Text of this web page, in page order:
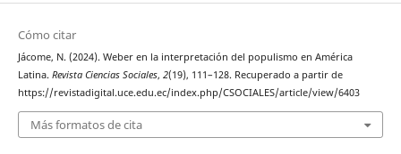
Cómo citar
Jácome, N. (2024). Weber en la interpretación del populismo en América
Latina. Revista Ciencias Sociales, 2(19), 111–128. Recuperado a partir de
https://revistadigital.uce.edu.ec/index.php/CSOCIALES/article/view/6403
Más formatos de cita